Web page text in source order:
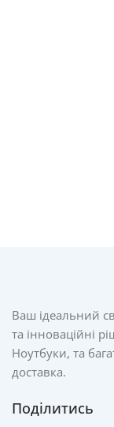
Ваш ідеальний
та інноваційні
Ноутбуки, та
доставка.
Поділитись